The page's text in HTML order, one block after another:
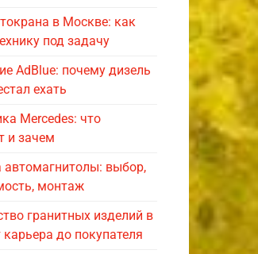
в Москве: как
под задачу
AdBlue: почему дизель
ехать
Mercedes: что
и зачем
автомагнитолы: выбор,
монтаж
гранитных изделий в
карьера до покупателя